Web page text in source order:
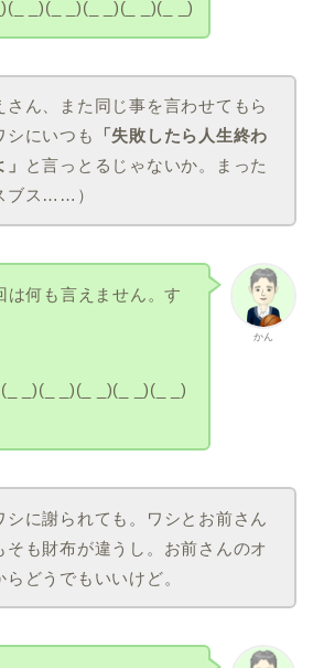
_)(_ _)(_ _)(_ _)(_ _)
ん、また同じ事を言わせてもら
シにいつも
「失敗したら人生終わ
と言っとるじゃないか。まった
ブス……）
かん
は何も言えません。す
_)(_ _)(_ _)(_ _)(_ _)
シに謝られても。ワシとお前さん
そも財布が違うし。お前さんのオ
らどうでもいいけど。